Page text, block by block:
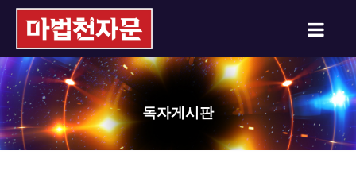
독자게시판